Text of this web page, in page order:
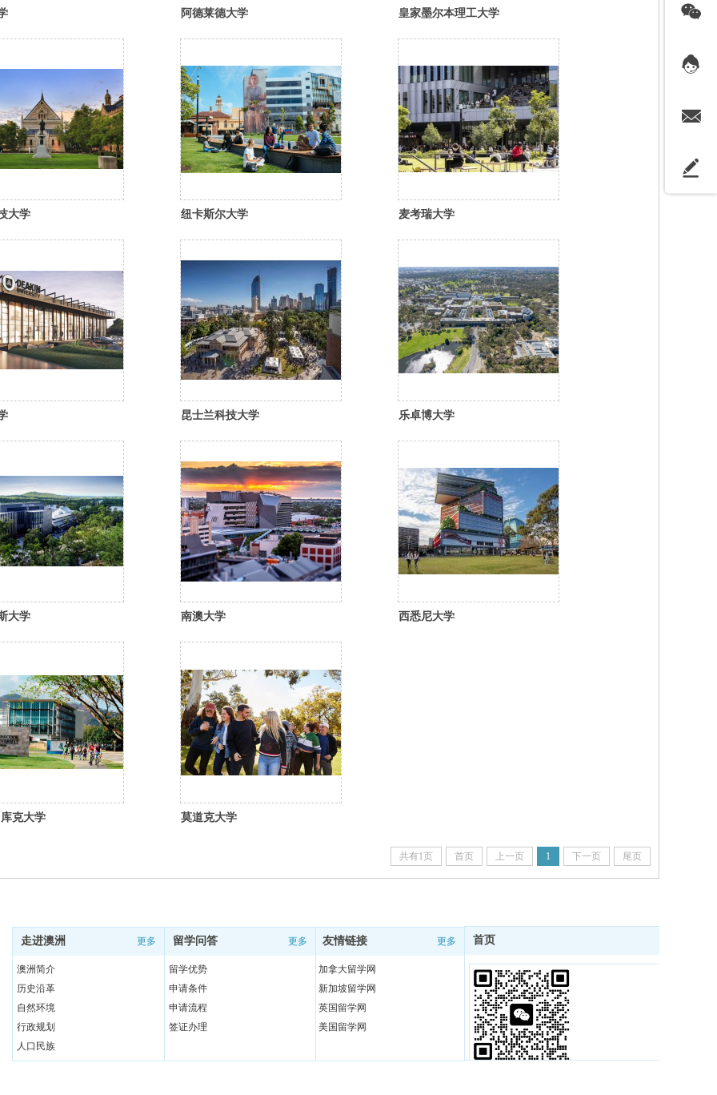
阿德莱德大学 皇家墨尔本理工大学
大学 纽卡斯尔大学 麦考瑞大学
昆士兰科技大学 乐卓博大学
大学 南澳大学 西悉尼大学
克大学 莫道克大学
共有1页 首页 上一页 1 下一页 尾页
首页
友情链接 更多
加拿大留学网
新加坡留学网
英国留学网
美国留学网
留学问答 更多
留学优势
申请条件
申请流程
签证办理
走进澳洲 更多
澳洲简介
历史沿革
自然环境
行政规划
人口民族